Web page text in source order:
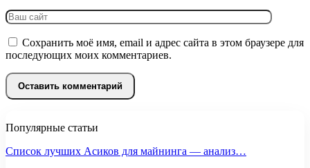
Сохранить моё имя, email и адрес сайта в этом браузере для
последующих моих комментариев.
Популярные статьи
Список лучших Асиков для майнинга — анализ…